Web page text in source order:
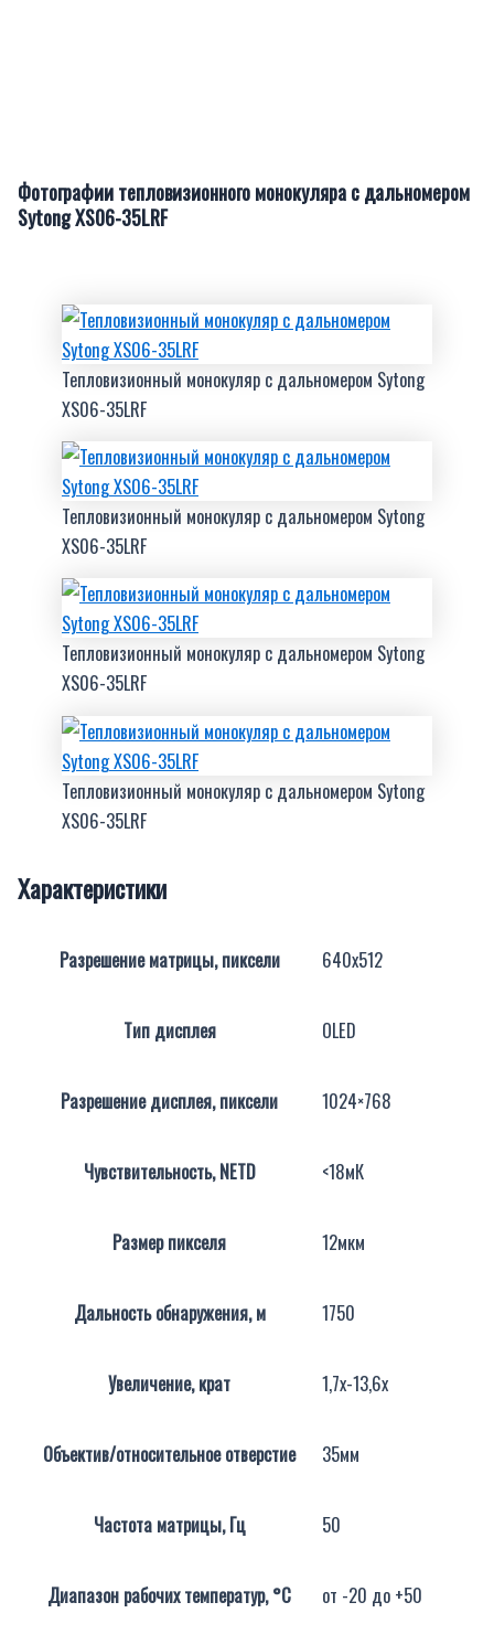
Фотографии тепловизионного монокуляра с дальномером
Sytong XS06-35LRF
Тепловизионный монокуляр с дальномером Sytong
XS06-35LRF
Тепловизионный монокуляр с дальномером Sytong
XS06-35LRF
Тепловизионный монокуляр с дальномером Sytong
XS06-35LRF
Тепловизионный монокуляр с дальномером Sytong
XS06-35LRF
Характеристики
Разрешение матрицы, пиксели 640х512
Тип дисплея OLED
Разрешение дисплея, пиксели 1024×768
Чувствительность, NETD <18мК
Размер пикселя 12мкм
Дальность обнаружения, м 1750
Увеличение, крат 1,7х-13,6х
Объектив/относительное отверстие 35мм
Частота матрицы, Гц 50
Диапазон рабочих температур, °C от -20 до +50